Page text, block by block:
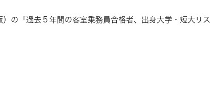
の「過去５年間の客室乗務員合格者、出身大学・短大リス